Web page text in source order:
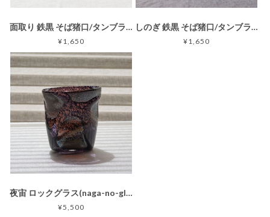
面取り 鉄黒 そば猪口/タンブラー(益子淳一) MJ-005-2
¥1,650
しのぎ 鉄黒 そば猪口/タンブラー(益子淳一) MJ-014-2
¥1,650
夜宙 ロックグラス(naga-no-glass)
¥5,500